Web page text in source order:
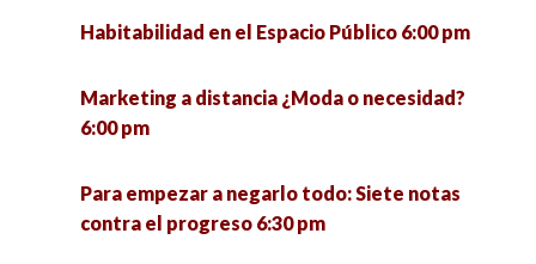
Habitabilidad en el Espacio Público 6:00 pm
Marketing a distancia ¿Moda o necesidad?
6:00 pm
Para empezar a negarlo todo: Siete notas
contra el progreso 6:30 pm